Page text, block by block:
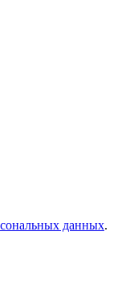
данных.